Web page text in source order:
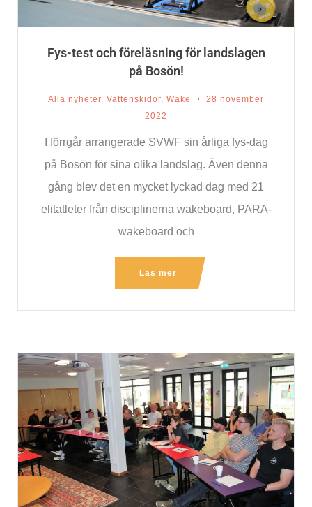
Fys-test och föreläsning för landslagen
på Bosön!
Alla nyheter, Vattenskidor, Wake
28 november
2022
I förrgår arrangerade SVWF sin årliga fys-dag
på Bosön för sina olika landslag. Även denna
gång blev det en mycket lyckad dag med 21
elitatleter från disciplinerna wakeboard, PARA-
wakeboard och
Läs mer